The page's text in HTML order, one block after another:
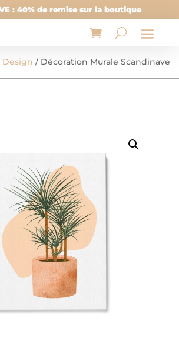
: 40% de remise sur la boutique
Design / Décoration Murale Scandinave